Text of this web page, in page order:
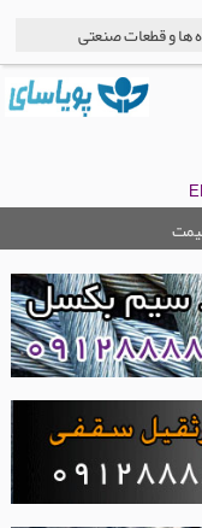
ها و قطعات صنعتی